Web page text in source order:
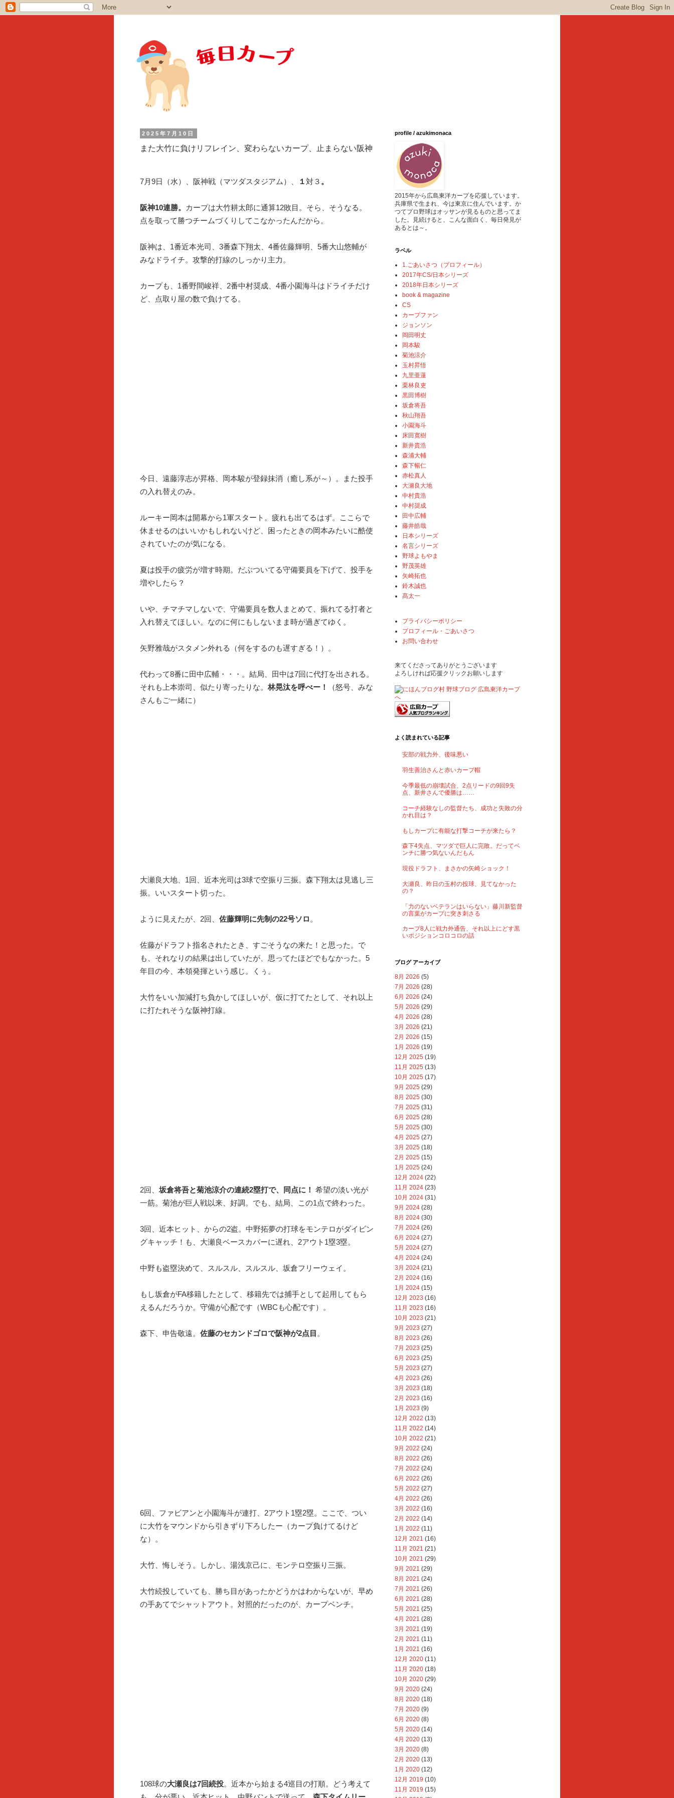
2025年7月10日
また大竹に負けリフレイン、変わらないカープ、止まらない阪神
7月9日（水）、阪神戦（マツダスタジアム）、 １対３ 。
阪神10連勝。
カープは大竹耕太郎に通算12敗目。そら、そうなる。
点を取って勝つチームづくりしてこなかったんだから。
阪神は、1番近本光司、3番森下翔太、4番佐藤輝明、5番大山悠輔が
みなドライチ。攻撃的打線のしっかり主力。
カープも、1番野間峻祥、2番中村奨成、4番小園海斗はドライチだけ
ど、点取り屋の数で負けてる。
今日、遠藤淳志が昇格、岡本駿が登録抹消（癒し系が～）。また投手
の入れ替えのみ。
ルーキー岡本は開幕から1軍スタート。疲れも出てるはず。ここらで
休ませるのはいいかもしれないけど、困ったときの岡本みたいに酷使
されていたのが気になる。
夏は投手の疲労が増す時期。だぶついてる守備要員を下げて、投手を
増やしたら？
いや、チマチマしないで、守備要員を数人まとめて、振れてる打者と
入れ替えてほしい。なのに何にもしないまま時が過ぎてゆく。
矢野雅哉がスタメン外れる（何をするのも遅すぎる！）。
代わって8番に田中広輔・・・。結局、田中は7回に代打を出される。
それも上本崇司、似たり寄ったりな。 林晃汰を呼べー！
（怒号、みな
さんもご一緒に）
大瀬良大地、1回、近本光司は3球で空振り三振。森下翔太は見逃し三
振。いいスタート切った。
ように見えたが、2回、 佐藤輝明に先制の22号ソロ 。
佐藤がドラフト指名されたとき、すごそうなの来た！と思った。で
も、それなりの結果は出していたが、思ってたほどでもなかった。5
年目の今、本領発揮という感じ。くぅ。
大竹をいい加減打ち負かしてほしいが、仮に打てたとして、それ以上
に打たれそうな阪神打線。
2回、坂倉将吾と菊池涼介の連続2塁打で、同点に！ 希望の淡い光が
一筋。菊池が巨人戦以来、好調。でも、結局、この1点で終わった。
3回、近本ヒット、からの2盗。中野拓夢の打球をモンテロがダイビン
グキャッチ！も、大瀬良ベースカバーに遅れ、2アウト1塁3塁。
中野も盗塁決めて、スルスル、スルスル、坂倉フリーウェイ。
もし坂倉がFA移籍したとして、移籍先では捕手として起用してもら
えるんだろうか。守備が心配です（WBCも心配です）。
森下、申告敬遠。 佐藤のセカンドゴロで阪神が2点目 。
6回、ファビアンと小園海斗が連打、2アウト1塁2塁。ここで、つい
に大竹をマウンドから引きずり下ろしたー（カープ負けてるけど
な）。
大竹、悔しそう。しかし、湯浅京己に、モンテロ空振り三振。
大竹続投していても、勝ち目があったかどうかはわからないが、早め
の手あてでシャットアウト。対照的だったのが、カープベンチ。
108球の大瀬良は7回続投。近本から始まる4巡目の打順。どう考えて
profile / azukimonaca
2015年から広島東洋カープを応援しています。
兵庫県で生まれ、今は東京に住んでいます。か
つてプロ野球はオッサンが見るものと思ってま
した。見続けると、こんな面白く、毎日発見が
あるとは～。
ラベル
1.ごあいさつ（プロフィール）
2017年CS/日本シリーズ
2018年日本シリーズ
book & magazine
CS
カープファン
ジョンソン
岡田明丈
岡本駿
菊池涼介
玉村昇悟
九里亜蓮
栗林良吏
黒田博樹
坂倉将吾
秋山翔吾
小園海斗
床田寛樹
新井貴浩
森浦大輔
森下暢仁
赤松真人
大瀬良大地
中村貴浩
中村奨成
田中広輔
藤井皓哉
日本シリーズ
名言シリーズ
野球よもやま
野茂英雄
矢崎拓也
鈴木誠也
髙太一
プライバシーポリシー
プロフィール・ごあいさつ
お問い合わせ
来てくださってありがとうございます
よろしければ応援クリックお願いします
よく読まれている記事
安部の戦力外、後味悪い
羽生善治さんと赤いカープ帽
今季最低の崩壊試合、2点リードの9回9失
点、新井さんで優勝は……
コーチ経験なしの監督たち、成功と失敗の分
かれ目は？
もしカープに有能な打撃コーチが来たら？
森下4失点、マツダで巨人に完敗。だってベ
ンチに勝つ気ないんだもん
現役ドラフト、まさかの矢崎ショック！
大瀬良、昨日の玉村の投球、見てなかった
の？
「力のないベテランはいらない」藤川新監督
の言葉がカープに突き刺さる
カープ8人に戦力外通告、それ以上にどす黒
いポジションコロコロの話
ブログ アーカイブ
8月 2026 (5)
7月 2026 (28)
6月 2026 (24)
5月 2026 (29)
4月 2026 (28)
3月 2026 (21)
2月 2026 (15)
1月 2026 (19)
12月 2025 (19)
11月 2025 (13)
10月 2025 (17)
9月 2025 (29)
8月 2025 (30)
7月 2025 (31)
6月 2025 (28)
5月 2025 (30)
4月 2025 (27)
3月 2025 (18)
2月 2025 (15)
1月 2025 (24)
12月 2024 (22)
11月 2024 (23)
10月 2024 (31)
9月 2024 (28)
8月 2024 (30)
7月 2024 (26)
6月 2024 (27)
5月 2024 (27)
4月 2024 (24)
3月 2024 (21)
2月 2024 (16)
1月 2024 (15)
12月 2023 (16)
11月 2023 (16)
10月 2023 (21)
9月 2023 (27)
8月 2023 (26)
7月 2023 (25)
6月 2023 (25)
5月 2023 (27)
4月 2023 (26)
3月 2023 (18)
2月 2023 (16)
1月 2023 (9)
12月 2022 (13)
11月 2022 (14)
10月 2022 (21)
9月 2022 (24)
8月 2022 (26)
7月 2022 (24)
6月 2022 (26)
5月 2022 (27)
4月 2022 (26)
3月 2022 (16)
2月 2022 (14)
1月 2022 (11)
12月 2021 (16)
11月 2021 (21)
10月 2021 (29)
9月 2021 (29)
8月 2021 (24)
7月 2021 (26)
6月 2021 (28)
5月 2021 (25)
4月 2021 (28)
3月 2021 (19)
2月 2021 (11)
1月 2021 (16)
12月 2020 (11)
11月 2020 (18)
10月 2020 (29)
9月 2020 (24)
8月 2020 (18)
7月 2020 (9)
6月 2020 (8)
5月 2020 (14)
4月 2020 (13)
3月 2020 (8)
2月 2020 (13)
1月 2020 (12)
12月 2019 (10)
11月 2019 (15)